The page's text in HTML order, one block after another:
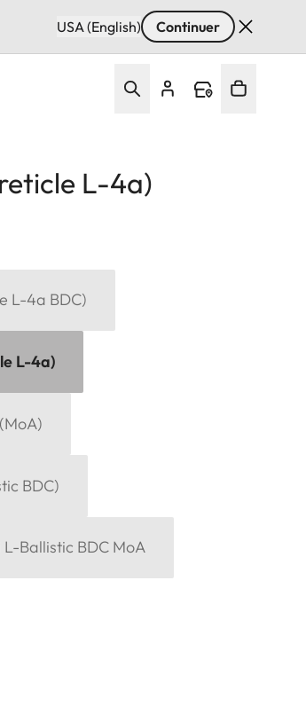
USA (English) Continuer
L-4a)
L-4a BDC)
L-4a)
BDC)
L-Ballistic BDC MoA